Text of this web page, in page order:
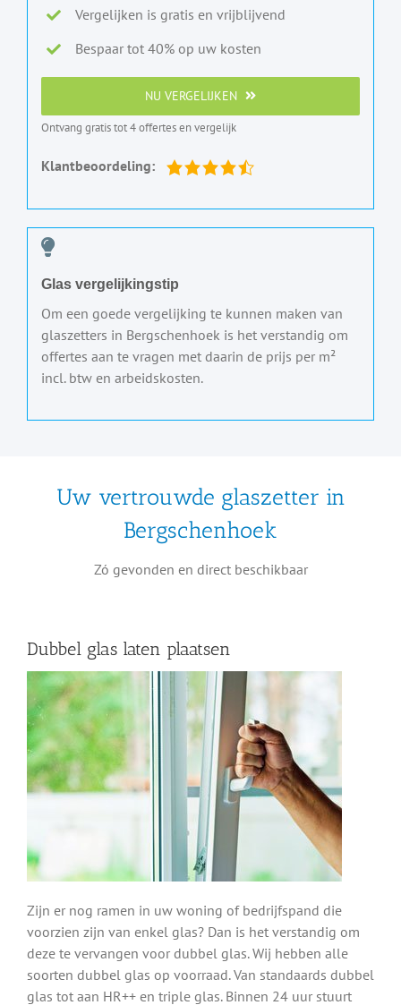
Vergelijken is gratis en vrijblijvend
Bespaar tot 40% op uw kosten
NU VERGELIJKEN
Ontvang gratis tot 4 offertes en vergelijk
Klantbeoordeling:
Glas vergelijkingstip
Om een goede vergelijking te kunnen maken van
glaszetters in Bergschenhoek is het verstandig om
offertes aan te vragen met daarin de prijs per m²
incl. btw en arbeidskosten.
Uw vertrouwde glaszetter in
Bergschenhoek
Zó gevonden en direct beschikbaar
Dubbel glas laten plaatsen
Zijn er nog ramen in uw woning of bedrijfspand die
voorzien zijn van enkel glas? Dan is het verstandig om
deze te vervangen voor dubbel glas. Wij hebben alle
soorten dubbel glas op voorraad. Van standaards dubbel
glas tot aan HR++ en triple glas. Binnen 24 uur stuurt